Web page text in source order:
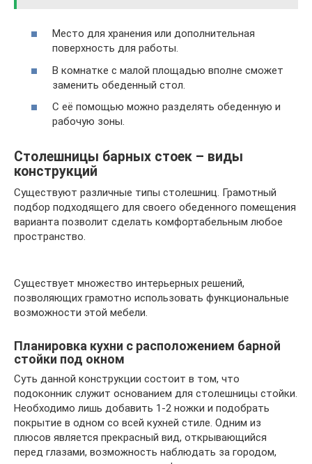
Место для хранения или дополнительная
поверхность для работы.
В комнатке с малой площадью вполне сможет
заменить обеденный стол.
С её помощью можно разделять обеденную и
рабочую зоны.
Столешницы барных стоек – виды
конструкций
Существуют различные типы столешниц. Грамотный
подбор подходящего для своего обеденного помещения
варианта позволит сделать комфортабельным любое
пространство.
Существует множество интерьерных решений,
позволяющих грамотно использовать функциональные
возможности этой мебели.
Планировка кухни с расположением барной
стойки под окном
Суть данной конструкции состоит в том, что
подоконник служит основанием для столешницы стойки.
Необходимо лишь добавить 1-2 ножки и подобрать
покрытие в одном со всей кухней стиле. Одним из
плюсов является прекрасный вид, открывающийся
перед глазами, возможность наблюдать за городом,